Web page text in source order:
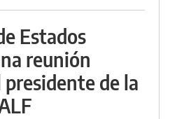
Estados
reunión
de la